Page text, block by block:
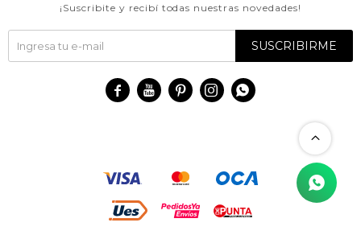
¡Suscribite y recibí todas nuestras novedades!
SUSCRIBIRME
    